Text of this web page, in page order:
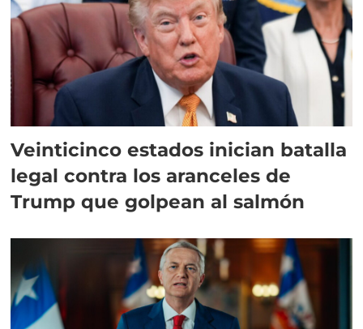
Veinticinco estados inician batalla
legal contra los aranceles de
Trump que golpean al salmón